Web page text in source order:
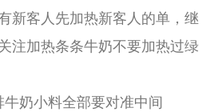
新客人先加热新客人的单，继
注加热条条牛奶不要加热过绿
奶小料全部要对准中间